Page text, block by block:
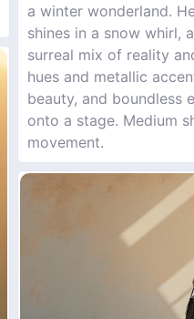
a winter wonderland.
shines in a snow whirl,
surreal mix of reality
hues and metallic
beauty, and boundless
onto a stage. Medium
movement.